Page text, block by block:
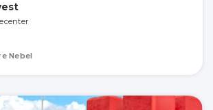
Nebel